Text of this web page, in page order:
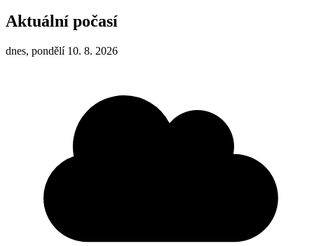
Aktuální počasí
dnes, pondělí 10. 8. 2026